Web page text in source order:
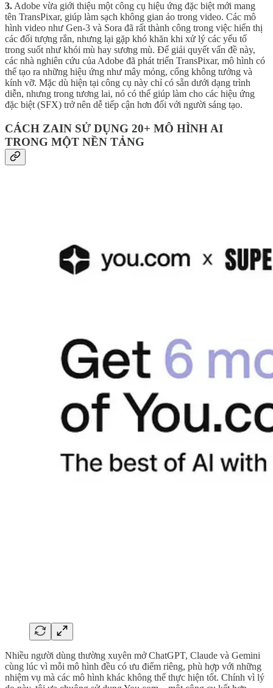
3. Adobe vừa giới thiệu một công cụ hiệu ứng đặc biệt mới mang
tên TransPixar, giúp làm sạch không gian ảo trong video. Các mô
hình video như Gen-3 và Sora đã rất thành công trong việc hiển thị
các đối tượng rắn, nhưng lại gặp khó khăn khi xử lý các yếu tố
trong suốt như khói mù hay sương mù. Để giải quyết vấn đề này,
các nhà nghiên cứu của Adobe đã phát triển TransPixar, mô hình có
thể tạo ra những hiệu ứng như mây mỏng, cổng không tưởng và
kính vỡ. Mặc dù hiện tại công cụ này chỉ có sẵn dưới dạng trình
diễn, nhưng trong tương lai, nó có thể giúp làm cho các hiệu ứng
đặc biệt (SFX) trở nên dễ tiếp cận hơn đối với người sáng tạo.
CÁCH ZAIN SỬ DỤNG 20+ MÔ HÌNH AI
TRONG MỘT NỀN TẢNG
Nhiều người dùng thường xuyên mở ChatGPT, Claude và Gemini
cùng lúc vì mỗi mô hình đều có ưu điểm riêng, phù hợp với những
nhiệm vụ mà các mô hình khác không thể thực hiện tốt. Chính vì lý